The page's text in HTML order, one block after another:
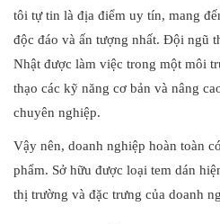
tôi tự tin là địa điểm uy tín, mang
độc đáo và ấn tượng nhất. Đội ngũ
Nhật được làm việc trong một môi
thạo các kỹ năng cơ bản và nâng
chuyên nghiệp.
Vậy nên, doanh nghiệp hoàn toàn
phẩm. Sở hữu được loại tem dán
thị trường và đặc trưng của doanh